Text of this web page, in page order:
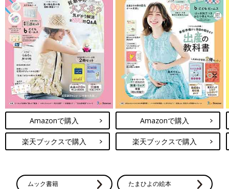
Amazonで購入
楽天ブックスで購入
Amazonで購入
楽天ブックスで購入
ムック書籍 たまひよの絵本